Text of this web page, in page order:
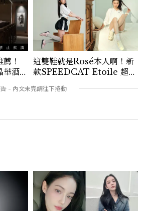
！
華酒
這雙鞋就是Rosé本人啊！新
款SPEEDCAT Etoile 超級
名 nomel 推出夏日檸檬黃